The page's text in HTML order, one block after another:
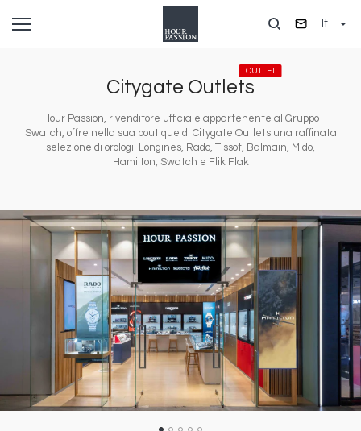
It
Citygate Outlets
OUTLET
Hour Passion, rivenditore ufficiale appartenente al Gruppo
Swatch, offre nella sua boutique di Citygate Outlets una raffinata
selezione di orologi: Longines, Rado, Tissot, Balmain, Mido,
Hamilton, Swatch e Flik Flak
Immagine